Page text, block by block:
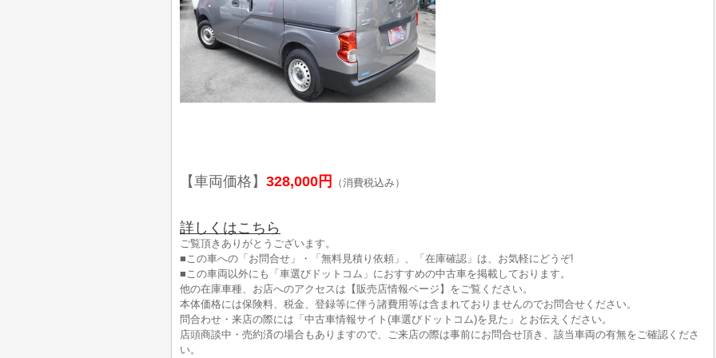
【車両価格】 328,000円 （消費税込み）
詳しくはこちら
ご覧頂きありがとうございます。
■この車への「お問合せ」・「無料見積り依頼」、「在庫確認」は、お気軽にどうぞ!
■この車両以外にも「車選びドットコム」におすすめの中古車を掲載しております。
他の在庫車種、お店へのアクセスは【販売店情報ページ】をご覧ください。
本体価格には保険料、税金、登録等に伴う諸費用等は含まれておりませんのでお問合せください。
問合わせ・来店の際には「中古車情報サイト(車選びドットコム)を見た」とお伝えください。
店頭商談中・売約済の場合もありますので、ご来店の際は事前にお問合せ頂き、該当車両の有無をご確認くださ
い。